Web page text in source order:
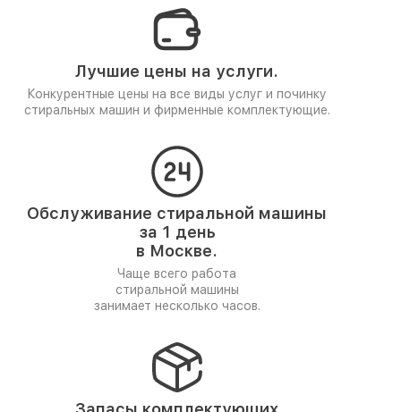
Лучшие цены на услуги.
Конкурентные цены на все виды услуг и починку
стиральных машин и фирменные комплектующие.
Обслуживание стиральной машины
за 1 день
в Москве.
Чаще всего работа
стиральной машины
занимает несколько часов.